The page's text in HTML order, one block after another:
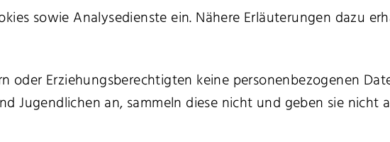
sowie Analysedienste ein. Nähere Erläuterungen dazu
oder Erziehungsberechtigten keine personenbezogenen
Jugendlichen an, sammeln diese nicht und geben sie nicht